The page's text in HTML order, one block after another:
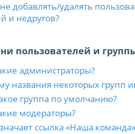
добавлять/удалять
и недругов?
пользователей и
администраторы?
названия некоторых групп
группа по умолчанию?
модераторы?
ссылка «Наша